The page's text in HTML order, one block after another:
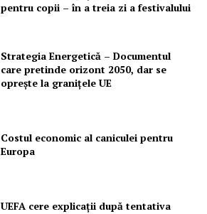
pentru copii – în a treia zi a festivalului
Strategia Energetică – Documentul
care pretinde orizont 2050, dar se
oprește la granițele UE
Costul economic al caniculei pentru
Europa
UEFA cere explicații după tentativa